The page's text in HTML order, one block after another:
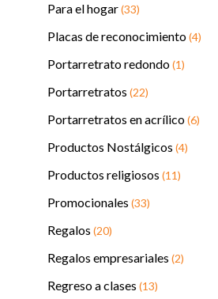
Para el hogar(33)
Placas de reconocimiento(4)
Portarretrato redondo(1)
Portarretratos (22)
Portarretratos en acrílico(6)
Productos Nostálgicos (4)
Productos religiosos (11)
Promocionales (33)
Regalos (20)
Regalos empresariales (2)
Regreso a clases (13)